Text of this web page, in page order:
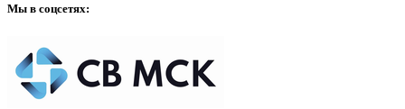
Мы в соцсетях: